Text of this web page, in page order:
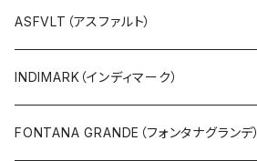
プルオーバー・カットソー
ブラウス・ポンチョ
パーカ・フード
ASFVLT（アスファルト）
INDIMARK（インディマーク）
FONTANA GRANDE（フォンタナグランデ）